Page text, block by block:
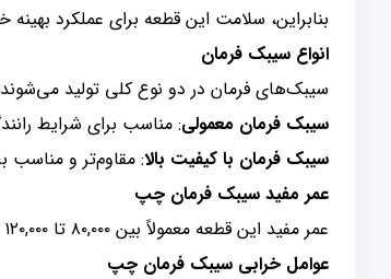
بنابراین، سلامت این قطعه برای عملکرد
انواع سیبک فرمان
سیبک‌های فرمان در دو نوع کلی تولید
سیبک فرمان معمولی: مناسب برای شرایط
سیبک فرمان با کیفیت بالا: مقاوم‌تر و مناسب
عمر مفید سیبک فرمان چپ
عمر مفید این قطعه معمولاً بین ۸۰,۰۰۰ تا ۱۲۰,۰۰۰ کیلومتر است، اما این عدد بستگی به شرایط رانندگی، کیفیت قطعه و نحوه نگهداری از خودرو دارد.
عوامل خرابی سیبک فرمان چپ